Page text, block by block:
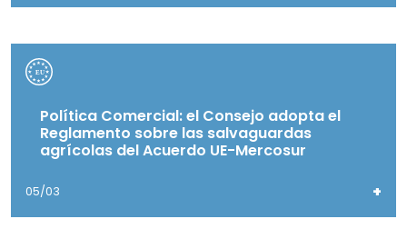
Política Comercial: el Consejo adopta el
Reglamento sobre las salvaguardas
agrícolas del Acuerdo UE-Mercosur
05/03 +